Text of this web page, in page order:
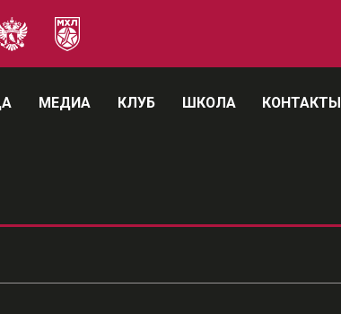
МЕДИА КЛУБ ШКОЛА КОНТАКТЫ